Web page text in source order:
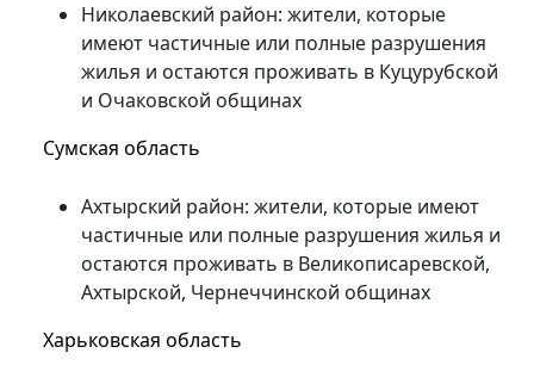
Николаевский район: жители, которые
имеют частичные или полные разрушения
жилья и остаются проживать в Куцурубской
и Очаковской общинах
Сумская область
Ахтырский район: жители, которые имеют
частичные или полные разрушения жилья и
остаются проживать в Великописаревской,
Ахтырской, Чернеччинской общинах
Харьковская область